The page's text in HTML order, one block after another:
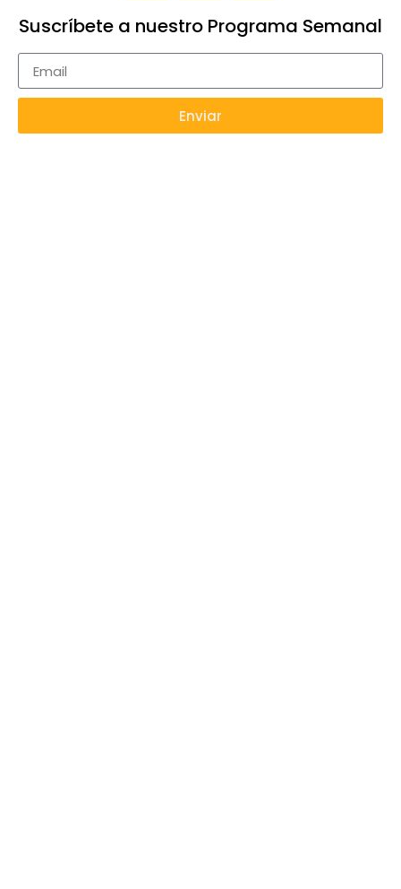
Suscríbete a nuestro Programa Semanal
Enviar